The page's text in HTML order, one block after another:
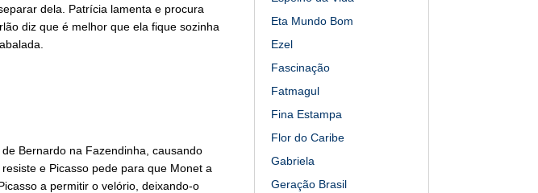
dela. Patrícia lamenta e procura
diz que é melhor que ela fique sozinha
Bernardo na Fazendinha, causando
e Picasso pede para que Monet a
a permitir o velório, deixando-o
Eta Mundo Bom
Ezel
Fascinação
Fatmagul
Fina Estampa
Flor do Caribe
Gabriela
Geração Brasil